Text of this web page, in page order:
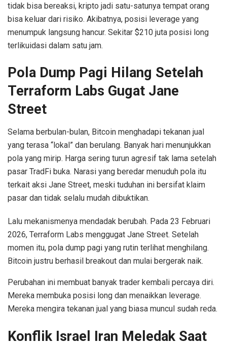
tidak bisa bereaksi, kripto jadi satu-satunya tempat orang
bisa keluar dari risiko. Akibatnya, posisi leverage yang
menumpuk langsung hancur. Sekitar $210 juta posisi long
terlikuidasi dalam satu jam.
Pola Dump Pagi Hilang Setelah
Terraform Labs Gugat Jane
Street
Selama berbulan-bulan, Bitcoin menghadapi tekanan jual
yang terasa “lokal” dan berulang. Banyak hari menunjukkan
pola yang mirip. Harga sering turun agresif tak lama setelah
pasar TradFi buka. Narasi yang beredar menuduh pola itu
terkait aksi Jane Street, meski tuduhan ini bersifat klaim
pasar dan tidak selalu mudah dibuktikan.
Lalu mekanismenya mendadak berubah. Pada 23 Februari
2026, Terraform Labs menggugat Jane Street. Setelah
momen itu, pola dump pagi yang rutin terlihat menghilang.
Bitcoin justru berhasil breakout dan mulai bergerak naik.
Perubahan ini membuat banyak trader kembali percaya diri.
Mereka membuka posisi long dan menaikkan leverage.
Mereka mengira tekanan jual yang biasa muncul sudah reda.
Konflik Israel Iran Meledak Saat